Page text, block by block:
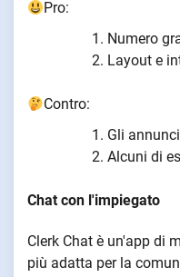
Pro:
Numero
Layout e
Contro:
Gli
Alcuni di
Chat con l'impiegato
Clerk Chat è un'app di
più adatta per la